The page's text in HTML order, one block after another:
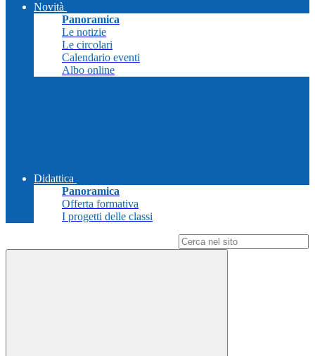
Novità
Panoramica
Le notizie
Le circolari
Calendario eventi
Albo online
Didattica
Panoramica
Offerta formativa
I progetti delle classi